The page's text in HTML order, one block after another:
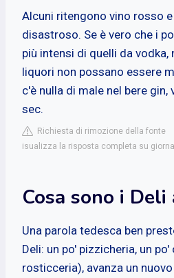
Alcuni ritengono vino rosso
disastroso. Se è vero che i
più intensi di quelli da vodka,
liquori non possano essere
c'è nulla di male nel bere gin,
sec.
Richiesta di rimozione della fonte
isualizza la risposta completa su
Cosa sono i Deli
Una parola tedesca ben
Deli: un po' pizzicheria, un
rosticceria), avanza un